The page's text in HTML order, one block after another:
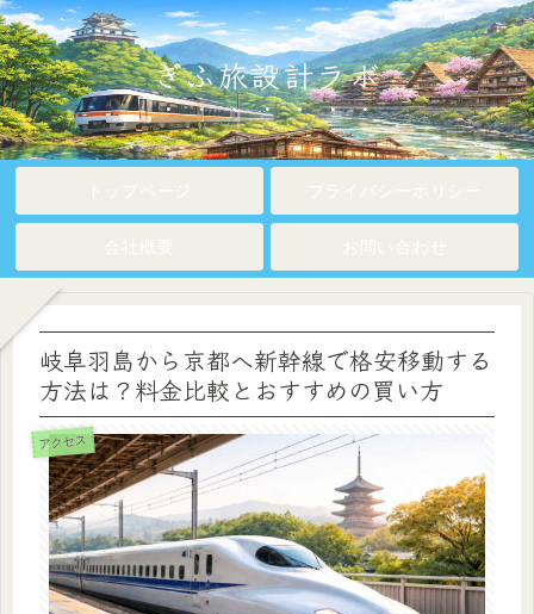
ぎふ旅設計ラボ
岐阜羽島から京都へ新幹線で格安移動する
方法は？料金比較とおすすめの買い方
アクセス